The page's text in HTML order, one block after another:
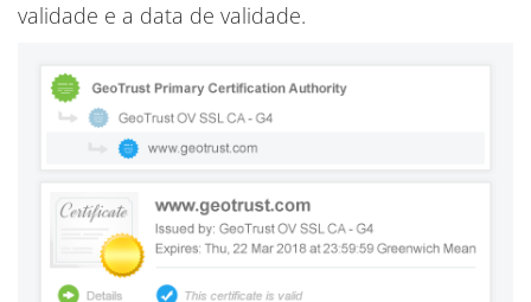
validade e a data de validade.